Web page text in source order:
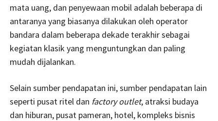
mata uang, dan penyewaan mobil adalah beberapa di
antaranya yang biasanya dilakukan oleh operator
bandara dalam beberapa dekade terakhir sebagai
kegiatan klasik yang menguntungkan dan paling
mudah dijalankan.
Selain sumber pendapatan ini, sumber pendapatan lain
seperti pusat ritel dan factory outlet, atraksi budaya
dan hiburan, pusat pameran, hotel, kompleks bisnis